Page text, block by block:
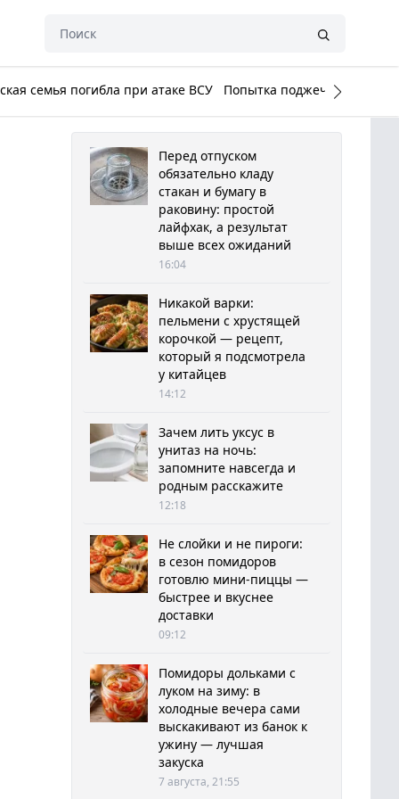
семья погибла при атаке ВСУ Попытка поджечь Белый
Перед отпуском
обязательно кладу
стакан и бумагу в
раковину: простой
лайфхак, а результат
выше всех ожиданий
16:04
Никакой варки:
пельмени с хрустящей
корочкой — рецепт,
который я подсмотрела
у китайцев
14:12
Зачем лить уксус в
унитаз на ночь:
запомните навсегда и
родным расскажите
12:18
Не слойки и не пироги:
в сезон помидоров
готовлю мини-пиццы —
быстрее и вкуснее
доставки
09:12
Помидоры дольками с
луком на зиму: в
холодные вечера сами
выскакивают из банок к
ужину — лучшая
закуска
7 августа, 21:55